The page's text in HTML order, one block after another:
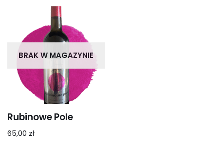
BRAK W MAGAZYNIE
Rubinowe Pole
65,00 zł